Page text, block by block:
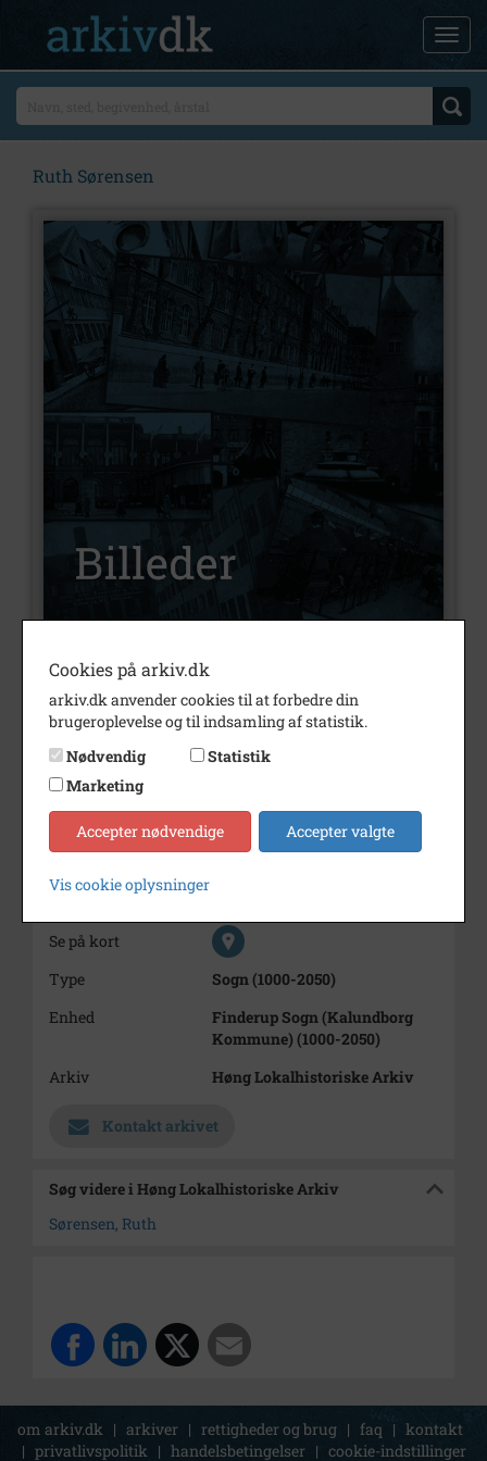
Ruth Sørensen
Nummer
Type
Billeder
Beskrivelse
Ruth Sørensen
Årstal
Dateringsnote
januar 1987
Se på kort
Type
Sogn (1000-2050)
Enhed
Finderup Sogn (Kalundborg
Kommune) (1000-2050)
Arkiv
Høng Lokalhistoriske Arkiv
Kontakt arkivet
Søg videre i Høng Lokalhistoriske Arkiv
Sørensen, Ruth
om arkiv.dk | arkiver | rettigheder og brug | faq | kontakt
| privatlivspolitik | handelsbetingelser | cookie-indstillinger
Cookies på arkiv.dk
arkiv.dk anvender cookies til at forbedre din
brugeroplevelse og til indsamling af statistik.
Nødvendig
Statistik
Marketing
Accepter nødvendige Accepter valgte
Vis cookie oplysninger